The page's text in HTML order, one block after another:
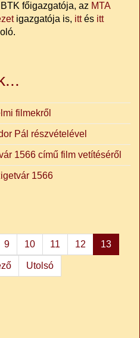
főigazgatója, az MTA
igazgatója is, ittés itt
filmekről
Pál részvételével
1566 című film vetítéséről
1566
9 10 11 12 13
Utolsó